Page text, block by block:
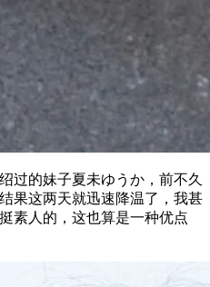
过的妹子夏未ゆうか，前不久
果这两天就迅速降温了，我甚
素人的，这也算是一种优点